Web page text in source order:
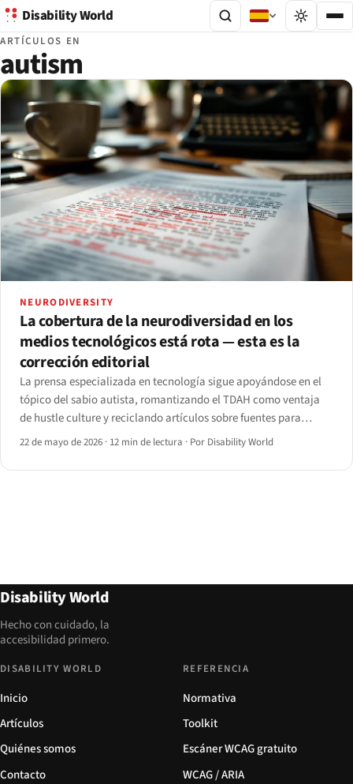
Disability World
ARTÍCULOS EN
autism
NEURODIVERSITY
La cobertura de la neurodiversidad en los
medios tecnológicos está rota — esta es la
corrección editorial
La prensa especializada en tecnología sigue apoyándose en el
tópico del sabio autista, romantizando el TDAH como ventaja
de hustle culture y reciclando artículos sobre fuentes para
personas disléxicas que la investigación apenas respalda. El
22 de mayo de 2026 · 12 min de lectura · Por Disability World
Disability World
Hecho con cuidado, la
accesibilidad primero.
DISABILITY WORLD
Inicio
Artículos
Quiénes somos
Contacto
REFERENCIA
Normativa
Toolkit
Escáner WCAG gratuito
WCAG / ARIA